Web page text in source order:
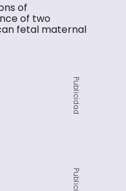
of
of two
fetal maternal
Publicidad